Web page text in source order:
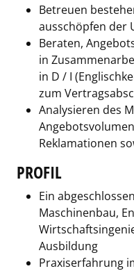
Betreuen
ausschöpfen der
Beraten,
in
in D / I
zum
Analysieren des
Reklamationen
PROFIL
Ein
Maschinenbau,
Ausbildung
Praxiserfahrung